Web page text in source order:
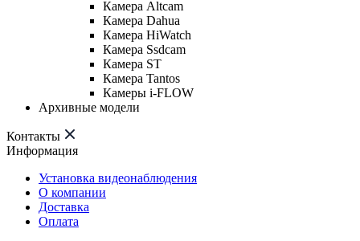
Камера Altcam
Камера Dahua
Камера HiWatch
Камера Ssdcam
Камера ST
Камера Tantos
Камеры i-FLOW
Архивные модели
Контакты
Информация
Установка видеонаблюдения
О компании
Доставка
Оплата